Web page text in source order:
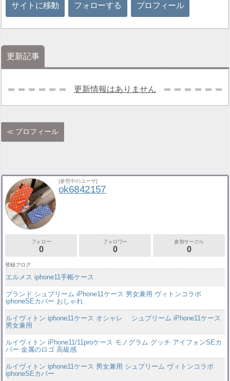
サイトに移動 フォローする プロフィール
更新記事
更新情報はありません
プロフィール
[参照中のユーザ]
ok6842157
フォロー
0
フォロワー
0
参加サークル
0
登録ブログ
エルメス iphone11手帳ケース
ブランド シュプリーム iPhone11ケース 男女兼用 ヴィトンコラボ
iphoneSEカバー おしゃれ
ルイヴィトン iphone11ケース オシャレ シュプリーム iPhone11ケース
男女兼用
ルイヴィトン iPhone11/11proケース モノグラム グッチ アイフォンSEカ
バー 金属のロゴ 高級感
ルイヴィトン iphone11ケース 男女兼用 シュプリーム ヴィトンコラボ
iphoneSEカバー